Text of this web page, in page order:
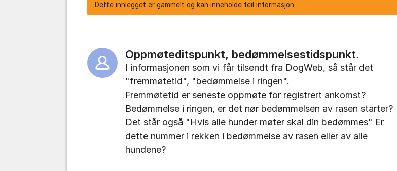
Dette innlegget er gammelt og kan inneholde feil informasjon.
Oppmøteditspunkt, bedømmelsestidspunkt.
I informasjonen som vi får tilsendt fra DogWeb, så står det
"fremmøtetid", "bedømmelse i ringen".
Fremmøtetid er seneste oppmøte for registrert ankomst?
Bedømmelse i ringen, er det nør bedømmelsen av rasen starter?
Det står også "Hvis alle hunder møter skal din bedømmes" Er
dette nummer i rekken i bedømmelse av rasen eller av alle
hundene?